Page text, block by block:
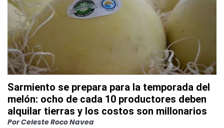
Sarmiento se prepara para la temporada del
melón: ocho de cada 10 productores deben
alquilar tierras y los costos son millonarios
PorCeleste Roco Navea